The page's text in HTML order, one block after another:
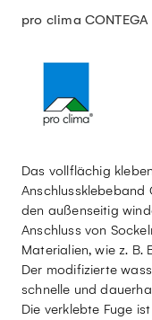
pro clima CONTEGA
Das vollflächig
Anschlussklebeband
den außenseitig
Anschluss von
Materialien, wie z. B.
Der modifizierte
schnelle und
Die verklebte Fuge